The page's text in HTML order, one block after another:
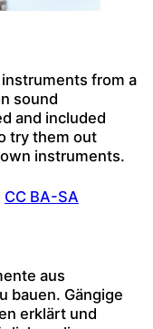
from a
sound
and included
try them out
instruments.
CC BA-SA
aus
bauen. Gängige
erklärt und